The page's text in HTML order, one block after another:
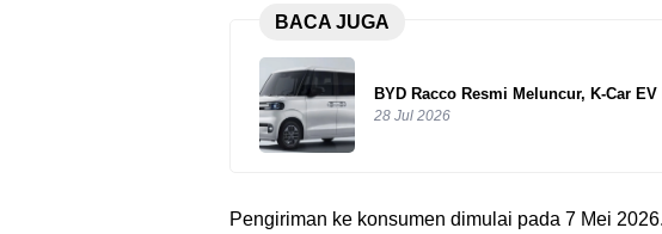
BACA JUGA
BYD Racco Resmi Meluncur, K-Car
28 Jul 2026
Pengiriman ke konsumen dimulai pada 7 Mei